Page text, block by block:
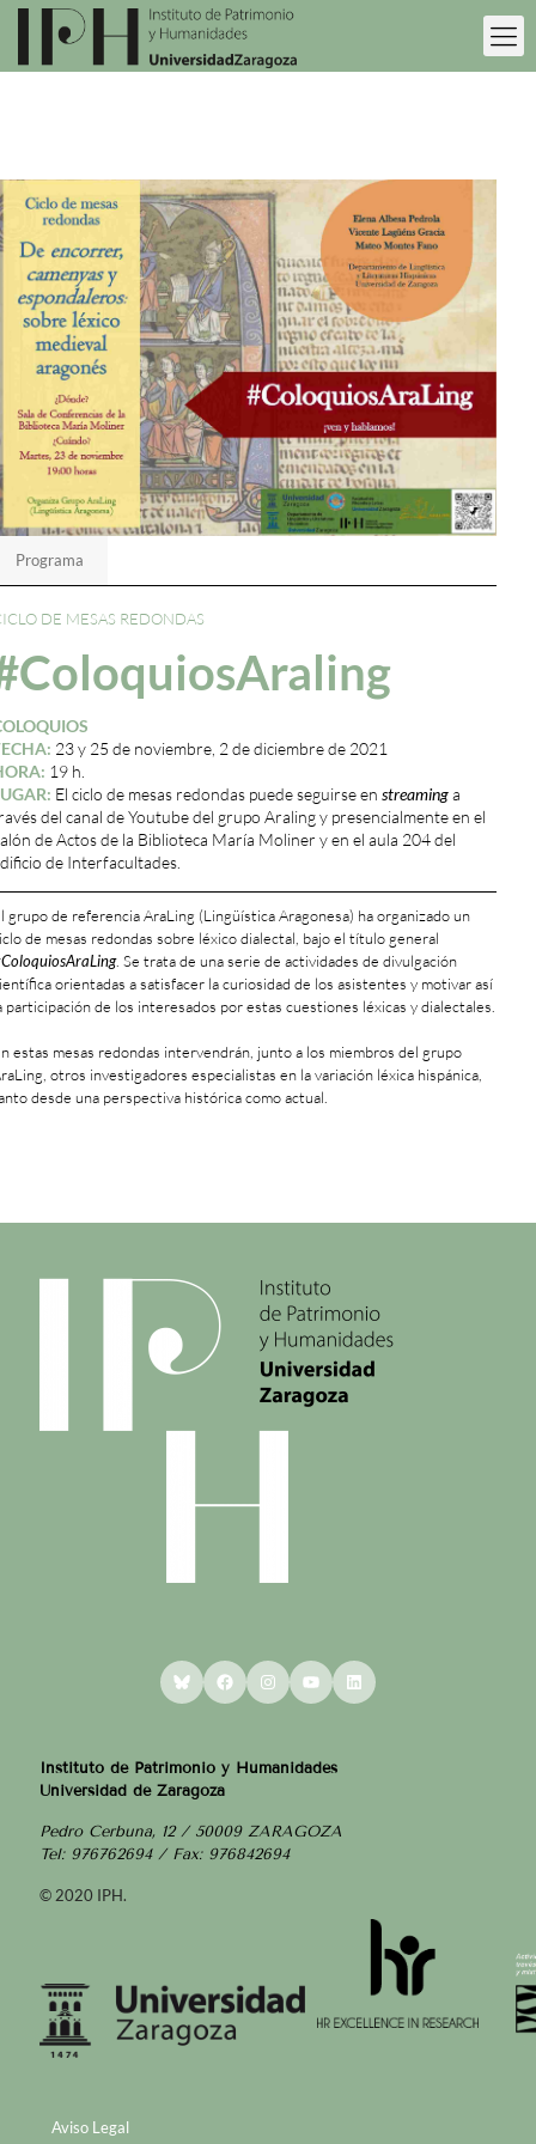
Programa
DE MESAS REDONDAS
23 y 25 de noviembre, 2 de diciembre de 2021
19 h.
El ciclo de mesas redondas puede seguirse en streaminga
del canal de Youtube del grupo Araling y presencialmente en el
de Actos de la Biblioteca María Moliner y en el aula 204 del
de Interfacultades.
grupo de referencia AraLing (Lingüística Aragonesa) ha organizado un
de mesas redondas sobre léxico dialectal, bajo el título general
. Se trata de una serie de actividades de divulgación
orientadas a satisfacer la curiosidad de los asistentes y motivar así
participación de los interesados por estas cuestiones léxicas y dialectales.
estas mesas redondas intervendrán, junto a los miembros del grupo
otros investigadores especialistas en la variación léxica hispánica,
desde una perspectiva histórica como actual.
BlueskyFacebookInstagram
YouTubeLinkedIn
Instituto de Patrimonio y Humanidades
Universidad de Zaragoza
Pedro Cerbuna, 12 / 50009 ZARAGOZA
Tel: 976762694 / Fax: 976842694
© 2020 IPH.
Aviso Legal